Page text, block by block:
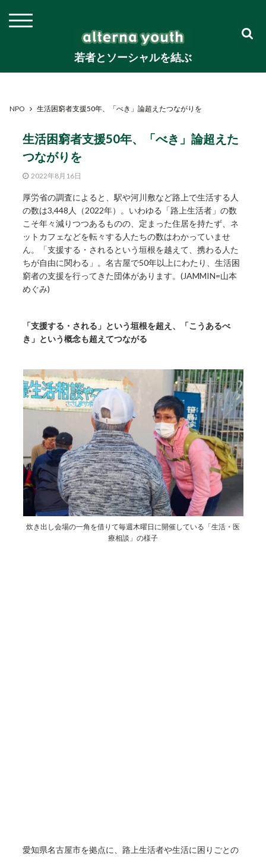
若者とソーシャルを結ぶ
NPO 生活困窮者支援50年、「べき」論超えたつながりを
生活困窮者支援50年、「べき」論超えた
つながりを
2022年8月16日
厚労省の調査によると、駅や河川敷など路上で生活する人
の数は3,448人（2022年）。いわゆる「路上生活者」の数
こそ年々減りつつあるものの、定まった住居を持たず、ネ
ットカフェなどを転々する人たちの数はわかっていませ
ん。「支援する・されるという垣根を越えて、携わる人た
ちが自由に関わる」。名古屋で50年以上にわたり、生活困
窮者の支援を行ってきた団体があります。(JAMMIN=山本
めぐみ)
「支援する・される」という垣根を超え、「こうあるべ
き」という概念も超えてつながる
炊き出し会場の一角を借りて毎週木曜日に開催している「生活・医
療相談」の様子
愛知県名古屋市を拠点に、路上生活者や生活に困りごとの